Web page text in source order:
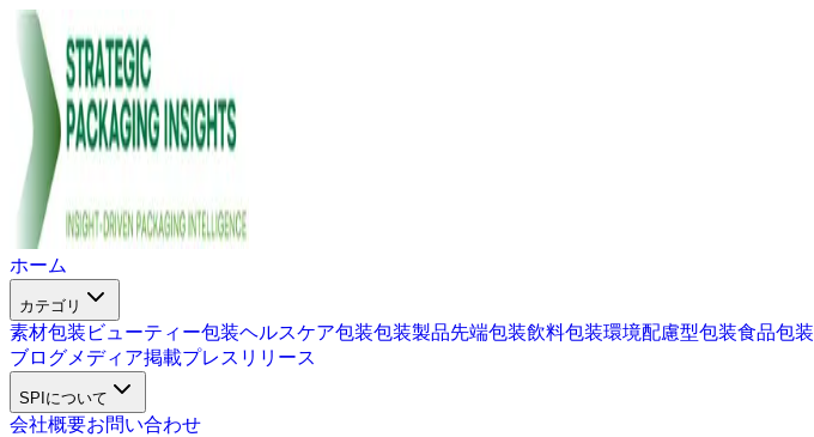
ホーム
カテゴリ
素材包装 ビューティー包装ヘルスケア包装包装製品先端包装飲料包装環境配慮型包装食品包装
ブログメディア掲載プレスリリース
SPIについて
会社概要お問い合わせ